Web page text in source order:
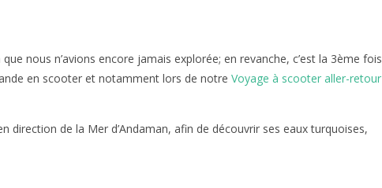
nous n’avions encore jamais explorée; en revanche, c’est la 3ème fois
en scooter et notamment lors de notre Voyage à scooter aller-retour
direction de la Mer d’Andaman, afin de découvrir ses eaux turquoises,